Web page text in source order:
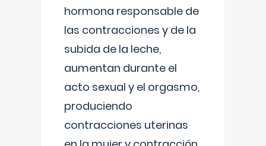
hormona responsable de
las contracciones y de la
subida de la leche,
aumentan durante el
acto sexual y el orgasmo,
produciendo
contracciones uterinas